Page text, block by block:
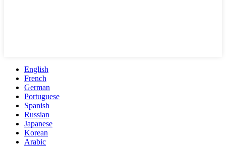
English
French
German
Portuguese
Spanish
Russian
Japanese
Korean
Arabic